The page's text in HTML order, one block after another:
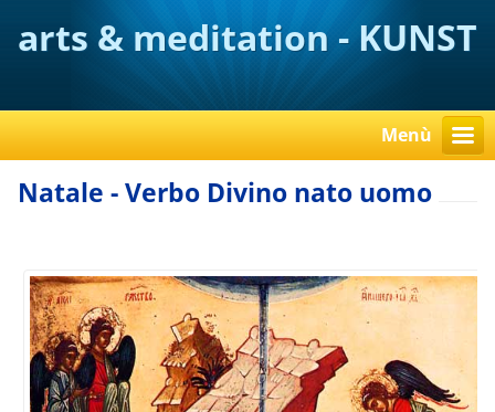
arts & meditation - KUNST
verstehen
Menù
Natale - Verbo Divino nato uomo